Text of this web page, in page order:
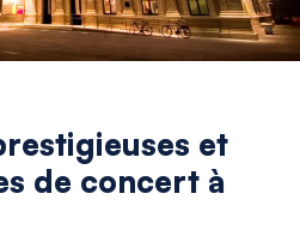
et
de concert à